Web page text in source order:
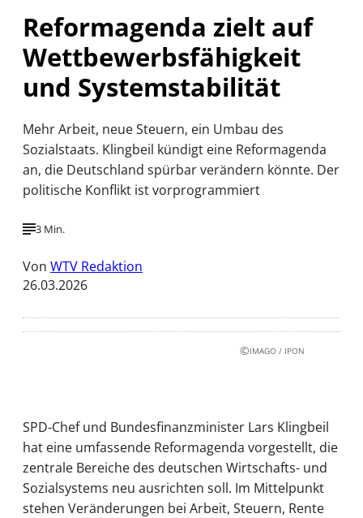
Reformagenda zielt auf
Wettbewerbsfähigkeit
und Systemstabilität
Mehr Arbeit, neue Steuern, ein Umbau des
Sozialstaats. Klingbeil kündigt eine Reformagenda
an, die Deutschland spürbar verändern könnte. Der
politische Konflikt ist vorprogrammiert
3 Min.
Von WTV Redaktion
26.03.2026
©IMAGO / IPON
SPD-Chef und Bundesfinanzminister Lars Klingbeil
hat eine umfassende Reformagenda vorgestellt, die
zentrale Bereiche des deutschen Wirtschafts- und
Sozialsystems neu ausrichten soll. Im Mittelpunkt
stehen Veränderungen bei Arbeit, Steuern, Rente